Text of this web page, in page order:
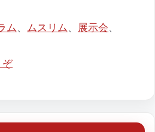
ム、 ムスリム、 展示会、
ぞ